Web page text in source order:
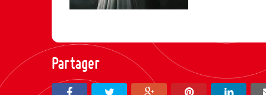
Partager